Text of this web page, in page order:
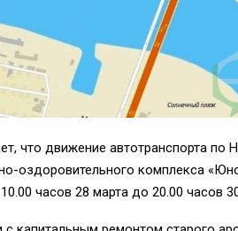
что движение автотранспорта по
оздоровительного комплекса
часов 28 марта до 20.00 часов